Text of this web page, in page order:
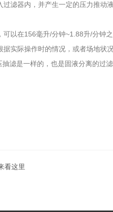
滤器内，并产生一定的压力推
以在156毫升/分钟~1.88升/分钟
实际操作时的情况，或者场地状
是一样的，也是固液分离的过
看这里